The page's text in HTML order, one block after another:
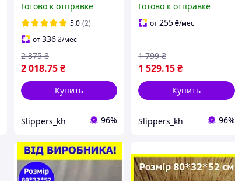
каркасом, велюровая
подставка для обуви на
2 полочки
Готово к отправке
5.0 (2)
от336₴/мес
2 018.75₴
2 375 ₴
Купить
Slippers_kh 96%
банкетка 2 полочки
белая, пуф полочка для
Готово к отправке
от255₴/мес
1 529.15₴
1 799 ₴
Купить
Slippers_kh 96%